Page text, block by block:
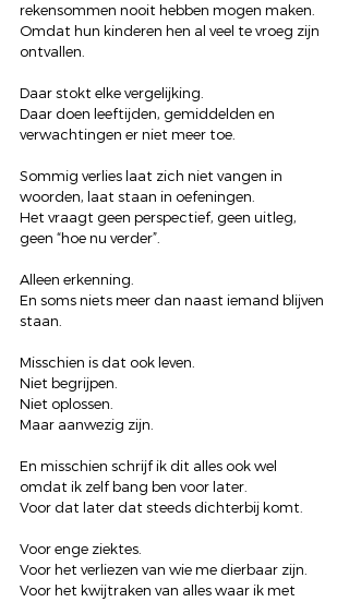
rekensommen nooit hebben mogen maken.
Omdat hun kinderen hen al veel te vroeg zijn
ontvallen.
Daar stokt elke vergelijking.
Daar doen leeftijden, gemiddelden en
verwachtingen er niet meer toe.
Sommig verlies laat zich niet vangen in
woorden, laat staan in oefeningen.
Het vraagt geen perspectief, geen uitleg,
geen “hoe nu verder”.
Alleen erkenning.
En soms niets meer dan naast iemand blijven
staan.
Misschien is dat ook leven.
Niet begrijpen.
Niet oplossen.
Maar aanwezig zijn.
En misschien schrijf ik dit alles ook wel
omdat ik zelf bang ben voor later.
Voor dat later dat steeds dichterbij komt.
Voor enge ziektes.
Voor het verliezen van wie me dierbaar zijn.
Voor het kwijtraken van alles waar ik met